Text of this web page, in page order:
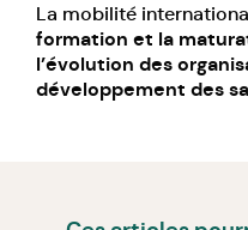
La mobilité
formation et la
l’évolution des
développement des